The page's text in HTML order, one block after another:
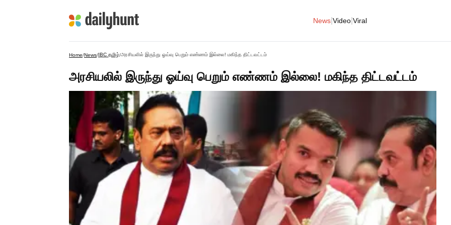
News Video Viral
Home/News/IBC தமிழ்/அரசியலில் இருந்து ஓய்வு பெறும் எண்ணம் இல்லை! மகிந்த திட்டவட்டம்
அரசியலில் இருந்து ஓய்வு பெறும் எண்ணம் இல்லை! மகிந்த திட்டவட்டம்